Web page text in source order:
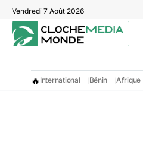
Vendredi 7 Août 2026
🔥 International Bénin Afrique